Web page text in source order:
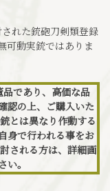
れた銃砲刀剣類登録
可動実銃ではありま
であり、高価な品
認の上、ご購入いた
とは異なり作動する
身で行われる事をお
される方は、詳細画
い。